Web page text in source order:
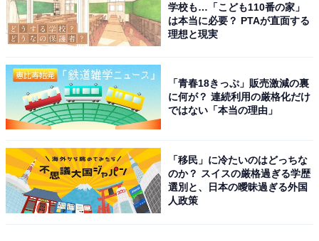
ハイコーキ「CG36DC」
HiKOKI(ハイコーキ) 36V 充電式 草刈り機 刈払い機 両手
ハンドル パイプ分割仕様 電池・充電器別売り
CG36DC(D)(NN)
Amazonで見る
学校も…「こども110番の家」
は本当に必要？ PTAが直面する
理想と現実
「青春18きっぷ」販売激減の裏
に何が？ 連続利用の厳格化だけ
ではない「本当の理由」
「移民」に冷たいのはどっちな
のか？ スイスの厳格過ぎる学歴
選別と、日本の曖昧過ぎる外国
人政策